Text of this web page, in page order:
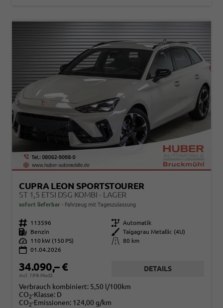
CUPRA LEON SPORTSTOURER
ST 1,5 ETSI DSG KOMBI - LAGER
sofort lieferbar Fahrzeug mit Tageszulassung
Fahrzeugnr. 113596 Getriebe Automatik
Kraftstoff
Benzin Außenfarbe
Taigagrau Metallic (4U)
Leistung
110 kW (150 PS) Kilometerstand
80 km
01.04.2026
34.090,– €
incl. 19% MwSt.
DETAILS
Verbrauch kombiniert: 5,50 l/100km
CO2-Klasse: D
CO2-Emissionen: 124,00 g/km